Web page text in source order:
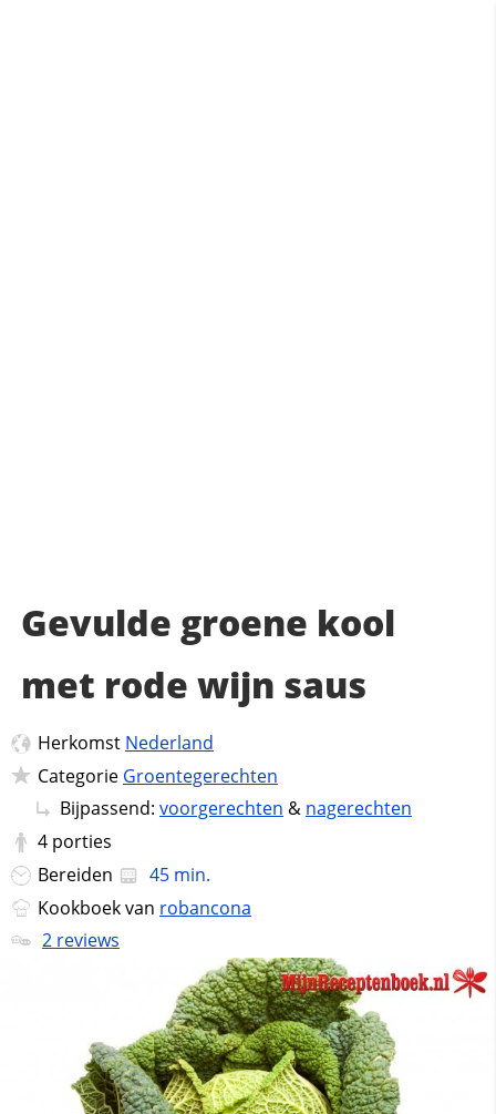
Gevulde groene kool
met rode wijn saus
Herkomst Nederland
Categorie Groentegerechten
Bijpassend: voorgerechten & nagerechten
4 porties
Bereiden
45 min.
Kookboek van robancona
2 reviews